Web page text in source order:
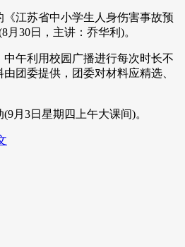
江苏省中小学生人身伤害事故预
月30日，主讲：乔华利)。
午利用校园广播进行每次时长不
团委提供，团委对材料应精选、
月3日星期四上午大课间)。